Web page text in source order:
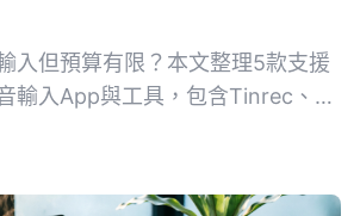
入但預算有限？本文整理5款支援
輸入App與工具，包含Tinrec、